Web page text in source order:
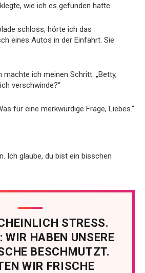
wie ich es gefunden hatte.
schloss, hörte ich das
eines Autos in der Einfahrt. Sie
machte ich meinen Schritt. „Betty,
verschwinde?“
für eine merkwürdige Frage, Liebes.“
Ich glaube, du bist ein bisschen
STRESS.
WIR HABEN UNSERE
BESCHMUTZT.
WIR FRISCHE